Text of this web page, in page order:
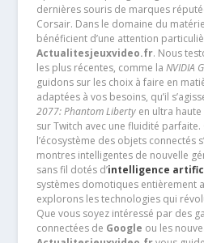
dernières souris de marques
Corsair. Dans le domaine du
bénéficient d’une attention
Actualitesjeuxvideo.fr. Nous
les plus récentes, comme la NVIDIA
guidons sur les choix à faire en
adaptées à vos besoins, qu’il
2077: Phantom Libertyen ultra
sur Twitch avec une fluidité
l’écosystème des objets connectés
montres intelligentes de nouvelle
sans fil dotés d’intelligence
systèmes domotiques entièrement
explorons les technologies qui
Que vous soyez intéressé par des
connectées de Google ou les